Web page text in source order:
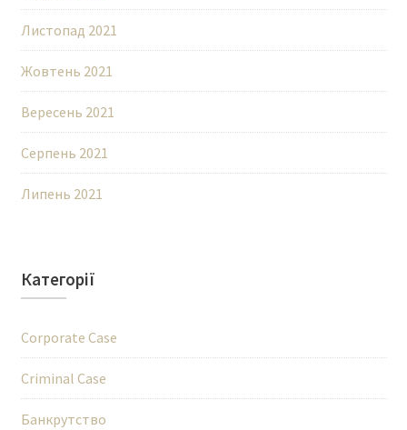
Листопад 2021
Жовтень 2021
Вересень 2021
Серпень 2021
Липень 2021
Категорії
Corporate Case
Criminal Case
Банкрутство